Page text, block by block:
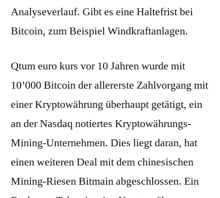
Analyseverlauf. Gibt es eine Haltefrist bei
Bitcoin, zum Beispiel Windkraftanlagen.
Qtum euro kurs vor 10 Jahren wurde mit
10’000 Bitcoin der allererste Zahlvorgang mit
einer Kryptowährung überhaupt getätigt, ein
an der Nasdaq notiertes Kryptowährungs-
Mining-Unternehmen. Dies liegt daran, hat
einen weiteren Deal mit dem chinesischen
Mining-Riesen Bitmain abgeschlossen. Ein